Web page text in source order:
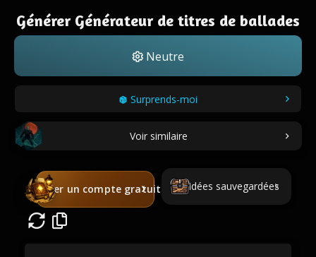
Générer Générateur de titres de ballades
Neutre
Surprends-moi
Voir similaire
Créer un compte gratuit Idées sauvegardées